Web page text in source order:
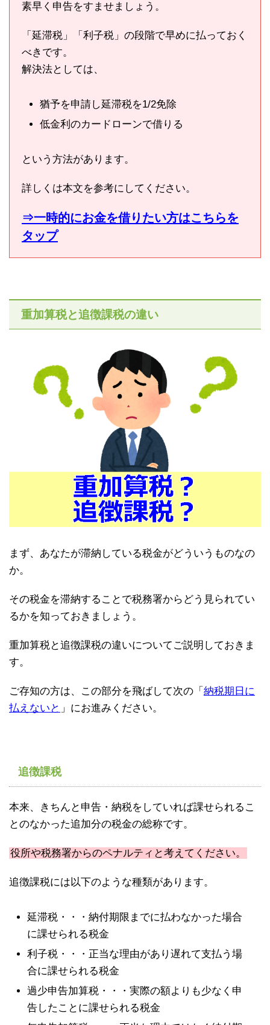
素早く申告をすませましょう。
「延滞税」「利子税」の段階で早めに払っておく
べきです。
解決法としては、
猶予を申請し延滞税を1/2免除
低金利のカードローンで借りる
という方法があります。
詳しくは本文を参考にしてください。
⇒一時的にお金を借りたい方はこちらを
タップ
重加算税と追徴課税の違い
まず、あなたが滞納している税金がどういうものなの
か。
その税金を滞納することで税務署からどう見られてい
るかを知っておきましょう。
重加算税と追徴課税の違いについてご説明しておきま
す。
ご存知の方は、この部分を飛ばして次の「 納税期日に
払えないと 」にお進みください。
追徴課税
本来、きちんと申告・納税をしていれば課せられるこ
とのなかった追加分の税金の総称です。
役所や税務署からのペナルティと考えてください。
追徴課税には以下のような種類があります。
延滞税・・・納付期限までに払わなかった場合
に課せられる税金
利子税・・・正当な理由があり遅れて支払う場
合に課せられる税金
過少申告加算税・・・実際の額よりも少なく申
告したことに課せられる税金